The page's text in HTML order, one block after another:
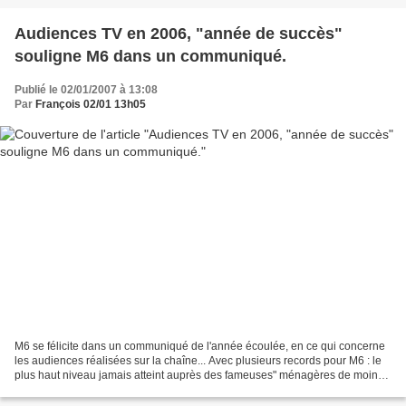
Audiences TV en 2006, "année de succès"
souligne M6 dans un communiqué.
Publié le 02/01/2007 à 13:08
Par François 02/01 13h05
M6 se félicite dans un communiqué de l'année écoulée, en ce qui concerne
les audiences réalisées sur la chaîne... Avec plusieurs records pour M6 : le
plus haut niveau jamais atteint auprès des fameuses" ménagères de moins